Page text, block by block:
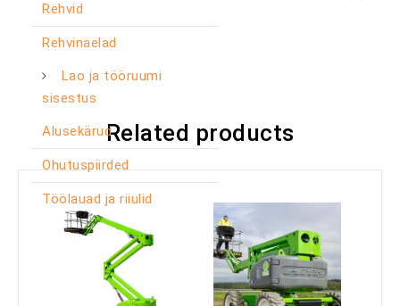
Rehvid
Rehvinaelad
Lao ja tööruumi
sisestus
Alusekärud
Ohutuspiirded
Töölauad ja riiulid
Related products